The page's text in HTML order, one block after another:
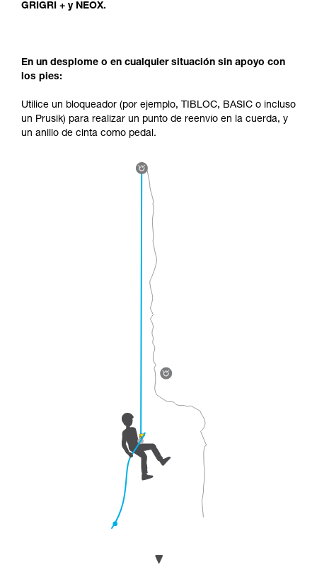
GRIGRI + y NEOX.
En un desplome o en cualquier situación sin apoyo con
los pies:
Utilice un bloqueador (por ejemplo, TIBLOC, BASIC o incluso
un Prusik) para realizar un punto de reenvío en la cuerda, y
un anillo de cinta como pedal.